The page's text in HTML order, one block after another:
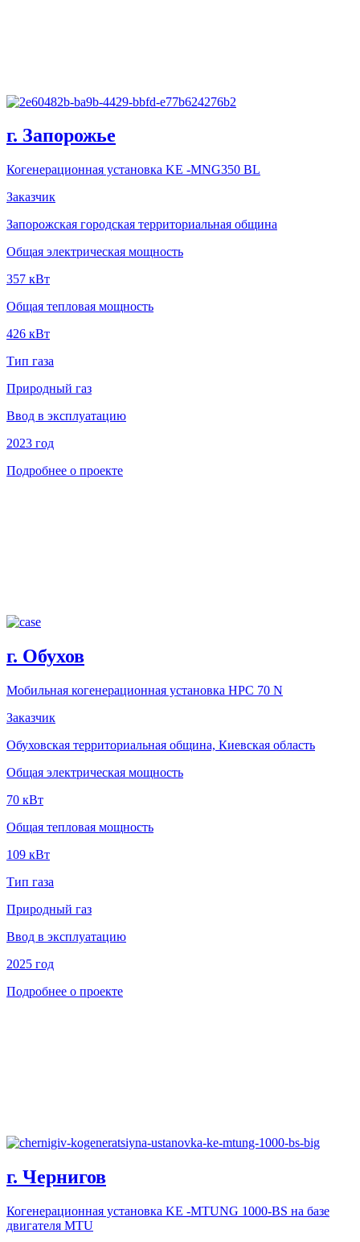
г. Запорожье
Когенерационная установка KE -MNG350 BL
Заказчик
Запорожская городская территориальная община
Общая электрическая мощность
357 кВт
Общая тепловая мощность
426 кВт
Тип газа
Природный газ
Ввод в эксплуатацию
2023 год
Подробнее о проекте
г. Обухов
Мобильная когенерационная установка HPC 70 N
Заказчик
Обуховская территориальная община, Киевская область
Общая электрическая мощность
70 кВт
Общая тепловая мощность
109 кВт
Тип газа
Природный газ
Ввод в эксплуатацию
2025 год
Подробнее о проекте
г. Чернигов
Когенерационная установка KE -MTUNG 1000-BS на базе
двигателя MTU